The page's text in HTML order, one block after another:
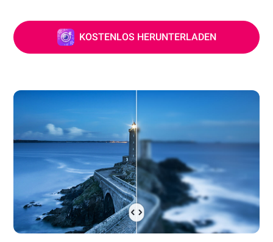
KOSTENLOS HERUNTERLADEN